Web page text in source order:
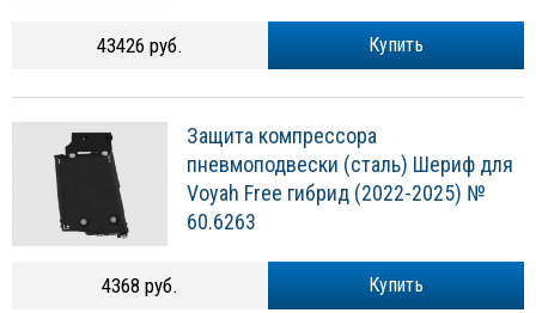
Купить
43426 руб.
Защита компрессора
пневмоподвески (сталь) Шериф для
Voyah Free гибрид (2022-2025) №
60.6263
Купить
4368 руб.